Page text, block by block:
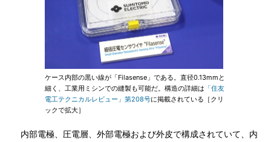
ケース内部の黒い線が「Filasense」である。直径0.13mmと
細く、工業用ミシンでの縫製も可能だ。構造の詳細は 「住友
電工テクニカルレビュー」第208号に掲載されている［クリ
ックで拡大］
内部電極、圧電層、外部電極および外皮で構成されていて、内